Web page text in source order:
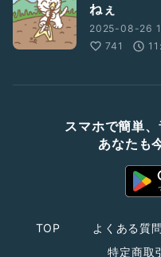
ねぇ
2025-08-26
741
スマホで簡単
あなたも
TOP よくある質問
特定商取